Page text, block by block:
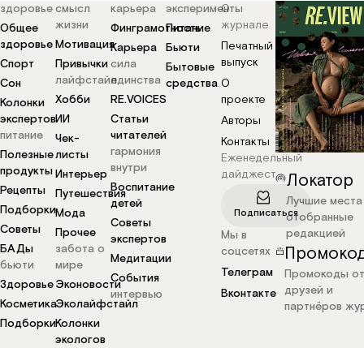
здоровье
Общее
здоровье
Спорт
Сон
Колонки
экспертов
питание
Полезные
продукты
Рецепты
Подборки
Советы
БАДы
бьюти
Здоровье
Косметика
Подборки
смысл
жизни
Мотивация
Привычки
лайфстайл
Хобби
ИИ
Чек-
листы
Интерьер
Путешествия
Мода
Прочее
забота о
мире
Эконовости
Эколайфстайл
Колонки
экологов
карьера
Финграмотность
Карьера
сила
единства
RE.VOICES
Статьи
читателей
гармония
внутри
Воспитание
детей
Советы
экспертов
Медитации
События
интервью
эксперименты
Питание
Бьюти
Бытовые
средства
О
журнале
Печатный
выпуск
О
проекте
Авторы
Контакты
Еженедельный
дайджест
Подписаться
Мы в
соцсетях
Телеграм
Вконтакте
Локатор
Лучшие места
отобранные
редакцией
Промокоды
друзей и
партнёров